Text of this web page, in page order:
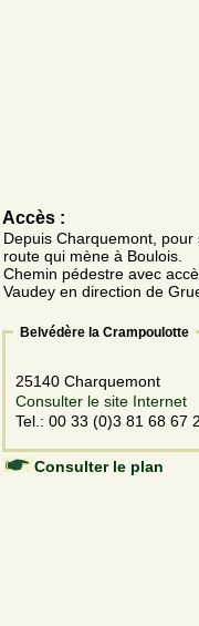
Accès :
Depuis Charquemont,
route qui mène à Boulois.
Chemin pédestre avec
Vaudey en direction de
Belvédère la Crampoulotte
25140 Charquemont
Consulter le site Internet
Tel.: 00 33 (0)3 81 68 67
Consulter le plan